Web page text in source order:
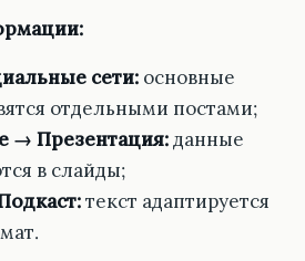
сети: основные
отдельными постами;
→ Презентация:данные
в слайды;
текст адаптируется